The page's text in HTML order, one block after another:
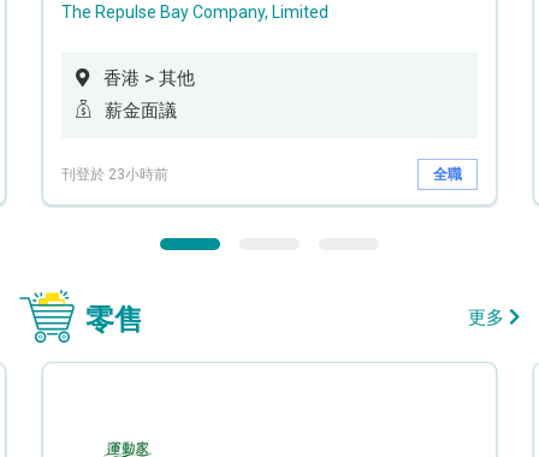
The Repulse Bay Company, Limited
香港 > 其他
薪金面議
刊登於 23小時前 全職
零售 更多